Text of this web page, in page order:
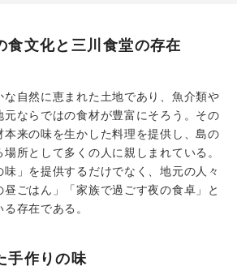
食文化と三川食堂の存在
自然に恵まれた土地であり、魚介類や
ならではの食材が豊富にそろう。その
来の味を生かした料理を提供し、島の
所として多くの人に親しまれている。
」を提供するだけでなく、地元の人々
ごはん」「家族で過ごす夜の食卓」と
存在である。
手作りの味